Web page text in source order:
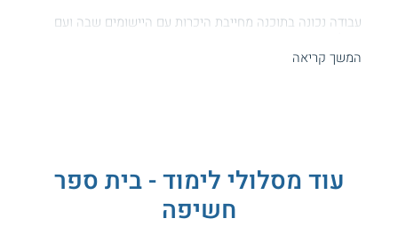
עבודה נכונה בתוכנה מחייבת היכרות עם היישומים שבה ועם
חשיפה מציע כלים יצירתיים לשימוש בתוכנה לעיבוד לשלל
פלטפורמות, בהן מדיה דיגיטלית ומודפסת. לאורך המסלול רוכשים
רוצים להכיר עוד תוכנות? קראו עלקורסי
המשך קריאה
עוד מסלולי לימוד - בית ספר
חשיפה